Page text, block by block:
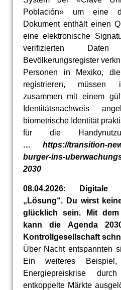
Población» um eine
Dokument enthält einen
eine elektronische
verifizierten
Bevölkerungsregister
Personen in Mexiko,
registrieren, müssen
zusammen mit einem
Identitätsnachweis
biometrische Identität
für die
… https://transition-
burger-ins-
2030
08.04.2026: Digitale
„Lösung“. Du wirst
glücklich sein. Mit
kann die Agenda
Kontrollgesellschaft
Über Nacht entspannten
Ein weiteres
Energiepreiskrise
entkoppelte Märkte